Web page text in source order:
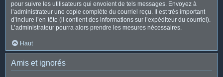
pour suivre les utilisateurs qui envoient de tels messages. Envoyez à
l’administrateur une copie complète du courriel reçu. Il est très important
d’inclure l’en-tête (il contient des informations sur l’expéditeur du courriel).
L’administrateur pourra alors prendre les mesures nécessaires.
Haut
Amis et ignorés